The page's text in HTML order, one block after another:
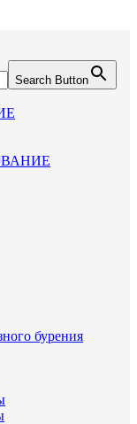
Search Button
бурения